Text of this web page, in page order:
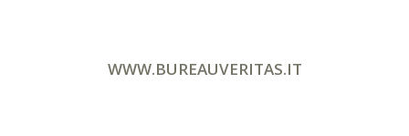
WWW.BUREAUVERITAS.IT